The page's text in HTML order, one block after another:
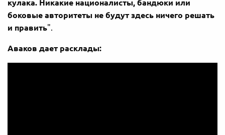
кулака. Никакие националисты, бандюки или
боковые авторитеты не будут здесь ничего решать
и править".
Аваков дает расклады: